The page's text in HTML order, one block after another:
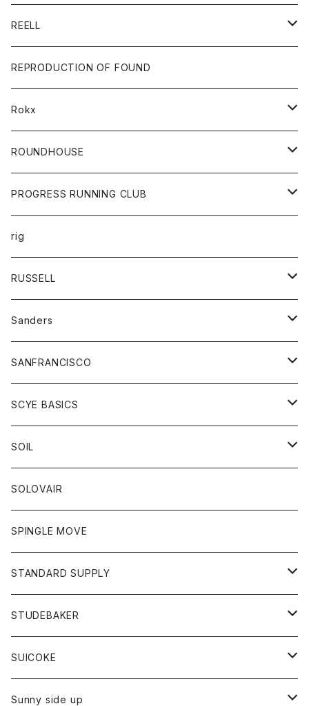
ロングスリーブＴシャツ
Tシャツ
帽子
グッズ
靴
バック
トップス
カットソー
カーディガン
ニット
ベスト
ボトムス
ショートパンツ
パンツ
レディース
カットソー
コート
ボトム
ワンピース
キーホルダー
財布
バック
REELL
パンツ
ショートパンツ
REPRODUCTION OF FOUND
Rokx
ボトム
ROUNDHOUSE
エプロン
キッズ
オーバーオール
ボトム
ペインターパンツ
PROGRESS RUNNING CLUB
トップス
Tシャツ
グッズ
帽子
rig
RUSSELL
アウター
コート
パーカー
スカート
Tシャツ
トップス
Tシャツ
トレーナー
ボトム
ショートパンツ
スカート
レディース
スカート
Tシャツ
アクセサリー
バック
Sanders
グッズ
靴
SANFRANCISCO
アウター
カーディガン
コート
グッズ
ネクタイ
グローブ
アクセサリー
トップス
カットソー
カーディガン
ボトム
ショートパンツ
パンツ
レディース
カットソー
カーディガン
SCYE BASICS
ボトム
ジーンズ
チノパン
トップス
ポロシャツ
ベスト
靴
SOIL
靴
ワンピース
トップス
カットソー
ボトム
パンツ
オーバーオール
SOLOVAIR
SPINGLE MOVE
STANDARD SUPPLY
財布
バッグ
STUDEBAKER
アクセサリー
ブレスレット
SUICOKE
ブーツ
Sunny side up